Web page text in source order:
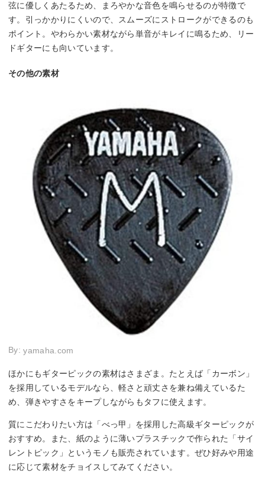
弦に優しくあたるため、まろやかな音色を鳴らせるのが特徴で
す。引っかかりにくいので、スムーズにストロークができるのも
ポイント。やわらかい素材ながら単音がキレイに鳴るため、リー
ドギターにも向いています。
その他の素材
By:yamaha.com
ほかにもギターピックの素材はさまざま。たとえば「カーボン」
を採用しているモデルなら、軽さと頑丈さを兼ね備えているた
め、弾きやすさをキープしながらもタフに使えます。
質にこだわりたい方は「べっ甲」を採用した高級ギターピックが
おすすめ。また、紙のように薄いプラスチックで作られた「サイ
レントピック」というモノも販売されています。ぜひ好みや用途
に応じて素材をチョイスしてみてください。